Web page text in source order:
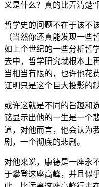
义是什么？真的比弄清楚“
哲学史的问题不在于该不
（当然你还真能发现一些
如上个世纪的一些分析哲
去中，哲学研究就根本上
当相当有限的，也许他花
证明只是这个巨大投影的
或许这就是不同的旨趣和
铭显示出他的一生是一个
道，对他而言，他会认为
剧，一个彻底的悲剧。
对他来说，康德是一座永
于攀登这座高峰，并且似